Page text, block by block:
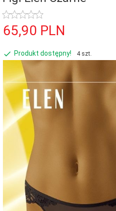
65,90 PLN
Produkt dostępny! 4 szt.